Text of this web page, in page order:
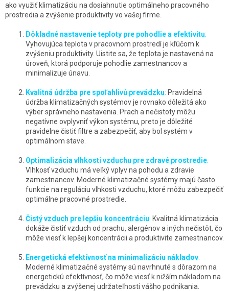
ako využiť klimatizáciu na dosiahnutie optimálneho pracovného
prostredia a zvýšenie produktivity vo vašej firme.
Dôkladné nastavenie teploty pre pohodlie a efektivitu:
Vyhovujúca teplota v pracovnom prostredí je kľúčom k
zvýšeniu produktivity. Uistite sa, že teplota je nastavená na
úroveň, ktorá podporuje pohodlie zamestnancov a
minimalizuje únavu.
Kvalitná údržba pre spoľahlivú prevádzku: Pravidelná
údržba klimatizačných systémov je rovnako dôležitá ako
výber správneho nastavenia. Prach a nečistoty môžu
negatívne ovplyvniť výkon systému, preto je dôležité
pravidelne čistiť filtre a zabezpečiť, aby bol systém v
optimálnom stave.
Optimalizácia vlhkosti vzduchu pre zdravé prostredie:
Vlhkosť vzduchu má veľký vplyv na pohodu a zdravie
zamestnancov. Moderné klimatizačné systémy majú často
funkcie na reguláciu vlhkosti vzduchu, ktoré môžu zabezpečiť
optimálne pracovné prostredie.
Čistý vzduch pre lepšiu koncentráciu: Kvalitná klimatizácia
dokáže čistiť vzduch od prachu, alergénov a iných nečistôt, čo
môže viesť k lepšej koncentrácii a produktivite zamestnancov.
Energetická efektívnosť na minimalizáciu nákladov:
Moderné klimatizačné systémy sú navrhnuté s dôrazom na
energetickú efektívnosť, čo môže viesť k nižším nákladom na
prevádzku a zvýšenej udržateľnosti vášho podnikania.